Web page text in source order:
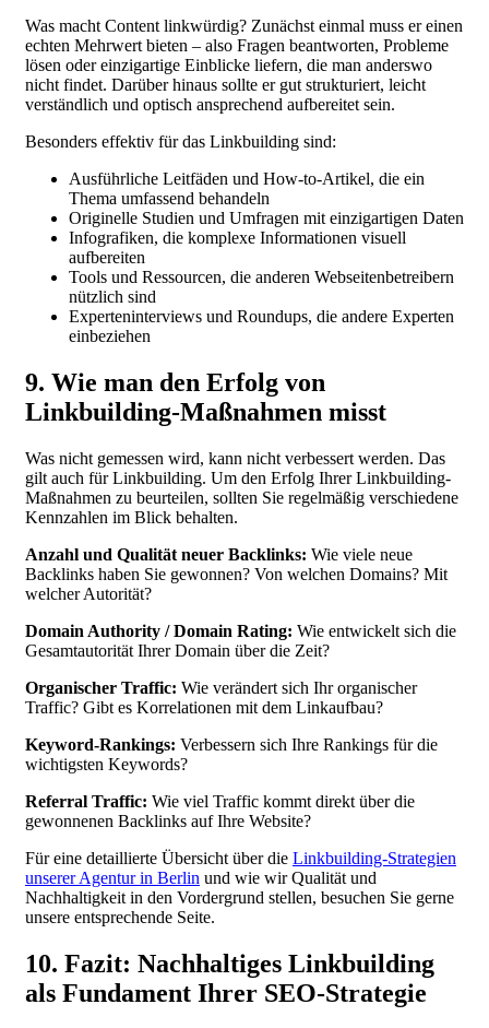
Was macht Content linkwürdig? Zunächst einmal muss er einen
echten Mehrwert bieten – also Fragen beantworten, Probleme
lösen oder einzigartige Einblicke liefern, die man anderswo
nicht findet. Darüber hinaus sollte er gut strukturiert, leicht
verständlich und optisch ansprechend aufbereitet sein.
Besonders effektiv für das Linkbuilding sind:
Ausführliche Leitfäden und How-to-Artikel, die ein
Thema umfassend behandeln
Originelle Studien und Umfragen mit einzigartigen Daten
Infografiken, die komplexe Informationen visuell
aufbereiten
Tools und Ressourcen, die anderen Webseitenbetreibern
nützlich sind
Experteninterviews und Roundups, die andere Experten
einbeziehen
9. Wie man den Erfolg von
Linkbuilding-Maßnahmen misst
Was nicht gemessen wird, kann nicht verbessert werden. Das
gilt auch für Linkbuilding. Um den Erfolg Ihrer Linkbuilding-
Maßnahmen zu beurteilen, sollten Sie regelmäßig verschiedene
Kennzahlen im Blick behalten.
Anzahl und Qualität neuer Backlinks: Wie viele neue
Backlinks haben Sie gewonnen? Von welchen Domains? Mit
welcher Autorität?
Domain Authority / Domain Rating: Wie entwickelt sich die
Gesamtautorität Ihrer Domain über die Zeit?
Organischer Traffic: Wie verändert sich Ihr organischer
Traffic? Gibt es Korrelationen mit dem Linkaufbau?
Keyword-Rankings: Verbessern sich Ihre Rankings für die
wichtigsten Keywords?
Referral Traffic: Wie viel Traffic kommt direkt über die
gewonnenen Backlinks auf Ihre Website?
Für eine detaillierte Übersicht über die Linkbuilding-Strategien
unserer Agentur in Berlin und wie wir Qualität und
Nachhaltigkeit in den Vordergrund stellen, besuchen Sie gerne
unsere entsprechende Seite.
10. Fazit: Nachhaltiges Linkbuilding
als Fundament Ihrer SEO-Strategie